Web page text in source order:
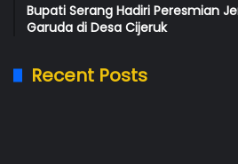
Bupati Serang Hadiri Peresmian
Garuda di Desa Cijeruk
Recent Posts